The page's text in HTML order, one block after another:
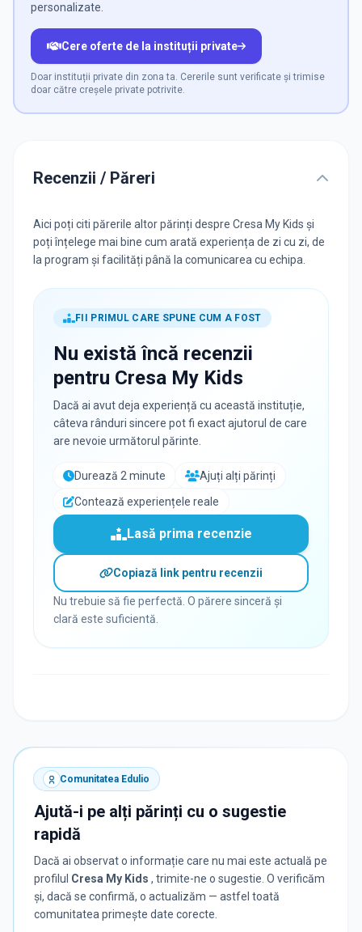
personalizate.
Cere oferte de la instituții private
Doar instituții private din zona ta. Cererile sunt verificate și trimise
doar către creșele private potrivite.
Recenzii / Păreri
Aici poți citi părerile altor părinți despre Cresa My Kids și
poți înțelege mai bine cum arată experiența de zi cu zi, de
la program și facilități până la comunicarea cu echipa.
FII PRIMUL CARE SPUNE CUM A FOST
Nu există încă recenzii
pentru Cresa My Kids
Dacă ai avut deja experiență cu această instituție,
câteva rânduri sincere pot fi exact ajutorul de care
are nevoie următorul părinte.
Durează 2 minute
Ajuți alți părinți
Contează experiențele reale
Lasă prima recenzie
Copiază link pentru recenzii
Nu trebuie să fie perfectă. O părere sinceră și
clară este suficientă.
Comunitatea Edulio
Ajută-i pe alți părinți cu o sugestie
rapidă
Dacă ai observat o informație care nu mai este actuală pe
profilul Cresa My Kids , trimite-ne o sugestie. O verificăm
și, dacă se confirmă, o actualizăm — astfel toată
comunitatea primește date corecte.